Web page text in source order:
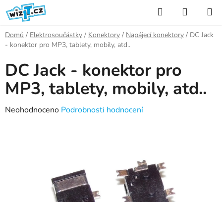
Přejít
na
obsah
Hledat
KOŠÍK
Domů / Elektrosoučástky / Konektory / Napájecí konektory / DC Jack
- konektor pro MP3, tablety, mobily, atd..
DC Jack - konektor pro
MP3, tablety, mobily, atd..
Průměrné
Neohodnoceno Podrobnosti hodnocení